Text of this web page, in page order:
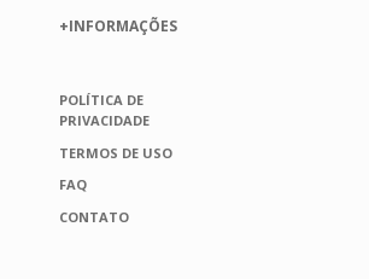
+INFORMAÇÕES
POLÍTICA DE
PRIVACIDADE
TERMOS DE USO
FAQ
CONTATO